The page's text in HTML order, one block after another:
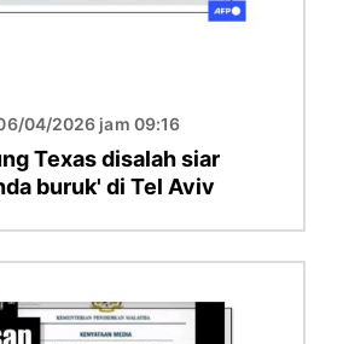
04/2026 jam 09:16
Texas disalah siar
buruk' di Tel Aviv